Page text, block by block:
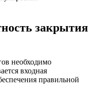
закрытия
необходимо
входная
правильной